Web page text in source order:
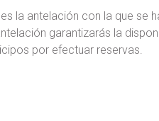
la antelación con la que se
garantizarás la
por efectuar reservas.